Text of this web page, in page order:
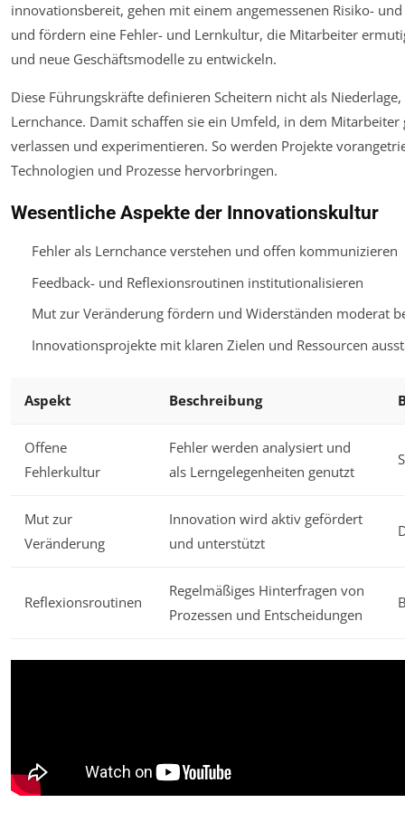
innovationsbereit, gehen mit einem angemessenen Risiko-
und fördern eine Fehler- und Lernkultur, die Mitarbeiter
und neue Geschäftsmodelle zu entwickeln.
Diese Führungskräfte definieren Scheitern nicht als
Lernchance. Damit schaffen sie ein Umfeld, in dem
verlassen und experimentieren. So werden Projekte
Technologien und Prozesse hervorbringen.
Wesentliche Aspekte der Innovationskultur
Fehler als Lernchance verstehen und offen kommunizieren
Feedback- und Reflexionsroutinen institutionalisieren
Mut zur Veränderung fördern und Widerständen moderat
Innovationsprojekte mit klaren Zielen und Ressourcen
Aspekt Beschreibung
Offene
Fehlerkultur
Fehler werden analysiert und
als Lerngelegenheiten genutzt
Mut zur
Veränderung
Innovation wird aktiv gefördert
und unterstützt
Reflexionsroutinen
Regelmäßiges Hinterfragen von
Prozessen und Entscheidungen